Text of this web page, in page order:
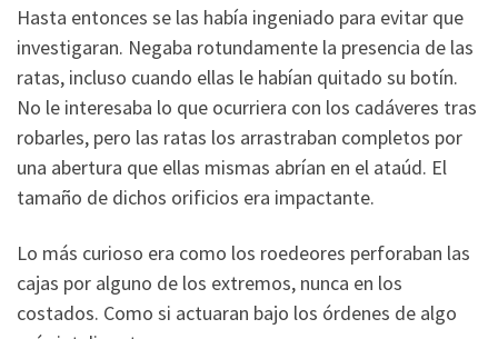
Hasta entonces se las había ingeniado para evitar que
investigaran. Negaba rotundamente la presencia de las
ratas, incluso cuando ellas le habían quitado su botín.
No le interesaba lo que ocurriera con los cadáveres tras
robarles, pero las ratas los arrastraban completos por
una abertura que ellas mismas abrían en el ataúd. El
tamaño de dichos orificios era impactante.
Lo más curioso era como los roedeores perforaban las
cajas por alguno de los extremos, nunca en los
costados. Como si actuaran bajo los órdenes de algo